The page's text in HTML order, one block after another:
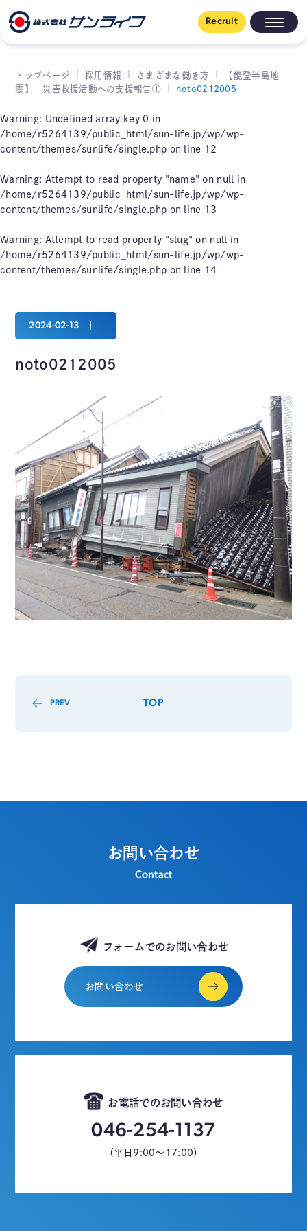
Recruit
トップページ 採用情報 さまざまな働き方
【能登半島地
震】 災害救援活動への支援報告①
noto0212005
Warning: Undefined array key 0 in
/home/r5264139/public_html/sun-life.jp/wp/wp-
content/themes/sunlife/single.php on line 12
Warning: Attempt to read property "name" on null in
/home/r5264139/public_html/sun-life.jp/wp/wp-
content/themes/sunlife/single.php on line 13
Warning: Attempt to read property "slug" on null in
/home/r5264139/public_html/sun-life.jp/wp/wp-
content/themes/sunlife/single.php on line 14
2024-02-13
noto0212005
PREV TOP
お問い合わせ
Contact
フォームでのお問い合わせ
お問い合わせ
お電話でのお問い合わせ
046-254-1137
（平日9:00～17:00）